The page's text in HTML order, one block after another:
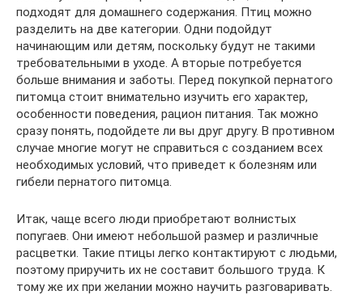
подходят для домашнего содержания. Птиц можно
разделить на две категории. Одни подойдут
начинающим или детям, поскольку будут не такими
требовательными в уходе. А вторые потребуется
больше внимания и заботы. Перед покупкой пернатого
питомца стоит внимательно изучить его характер,
особенности поведения, рацион питания. Так можно
сразу понять, подойдете ли вы друг другу. В противном
случае многие могут не справиться с созданием всех
необходимых условий, что приведет к болезням или
гибели пернатого питомца.
Итак, чаще всего люди приобретают волнистых
попугаев. Они имеют небольшой размер и различные
расцветки. Такие птицы легко контактируют с людьми,
поэтому приручить их не составит большого труда. К
тому же их при желании можно научить разговаривать.